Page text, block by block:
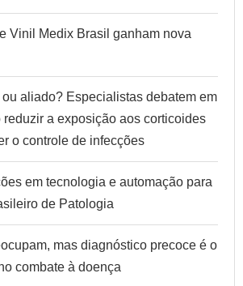
Vinil Medix Brasil ganham nova
aliado? Especialistas debatem em
reduzir a exposição aos corticoides
o controle de infecções
em tecnologia e automação para
de Patologia
mas diagnóstico precoce é o
combate à doença